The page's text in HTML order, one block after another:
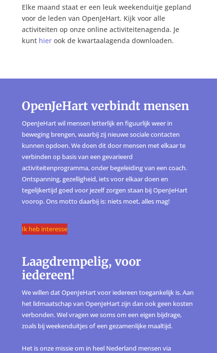
Elke maand staat er een leuk weekenduitje gepland
voor de leden van OpenJeHart. Kijk voor alle
activiteiten op onze online activiteitenagenda. Je
kunt hier ook de kwartaalagenda downloaden.
OpenJeHart verbindt mensen
OpenJeHart wil mensen letterlijk en figuurlijk weer in
beweging brengen, waarbij zij nieuwe sociale contacten
kunnen opdoen. We doen dit door mensen met elkaar te
verbinden op basis van een gevarieerd
activiteitenprogramma, onder begeleiding van een coach.
Ontspanning, gezelligheid, iets voor elkaar doen en
tegelijkertijd goed voor jezelf zorgen staan bij OpenJeHart
voorop. Ons motto daarbij is: niets moet, alles mag!
Ik heb interesse
Laagdrempelig, voor
iedereen!
We willen dat OpenJeHart voor iedereen toegankelijk is. Aan
het lidmaatschap van OpenJeHart zijn dan ook geen kosten
verbonden. Wel vragen we soms om een eigen bijdrage,
zoals bij weekenduitjes of een gezamenlijke maaltijd.
Het is onze missie om in heel Nederland mensen via